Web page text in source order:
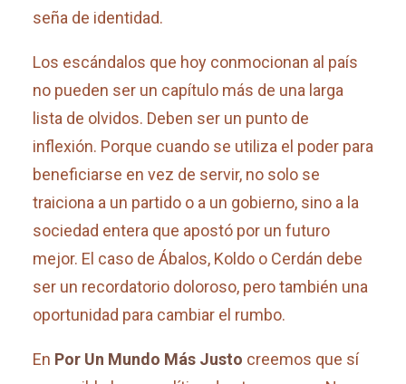
seña de identidad.
Los escándalos que hoy conmocionan al país
no pueden ser un capítulo más de una larga
lista de olvidos. Deben ser un punto de
inflexión. Porque cuando se utiliza el poder para
beneficiarse en vez de servir, no solo se
traiciona a un partido o a un gobierno, sino a la
sociedad entera que apostó por un futuro
mejor. El caso de Ábalos, Koldo o Cerdán debe
ser un recordatorio doloroso, pero también una
oportunidad para cambiar el rumbo.
En Por Un Mundo Más Justo creemos que sí